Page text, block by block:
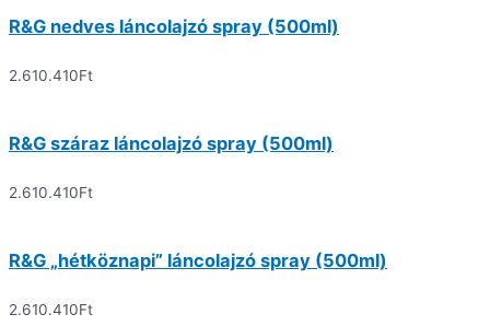
R&G nedves láncolajzó spray (500ml)
2.610.410Ft
R&G száraz láncolajzó spray (500ml)
2.610.410Ft
R&G „hétköznapi” láncolajzó spray (500ml)
2.610.410Ft